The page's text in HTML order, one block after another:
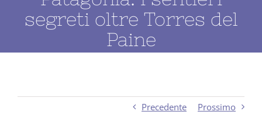
segreti oltre Torres del
Paine
Precedente Prossimo